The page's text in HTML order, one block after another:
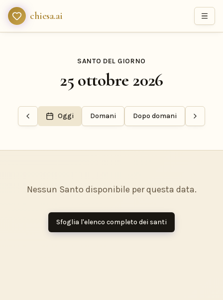
chiesa.ai
SANTO DEL GIORNO
25 ottobre 2026
Oggi Domani Dopo domani
Nessun Santo disponibile per questa data.
Sfoglia l'elenco completo dei santi